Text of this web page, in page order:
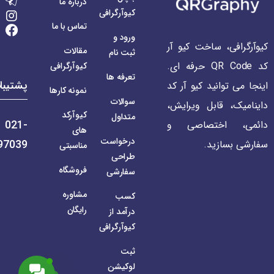
کیوآرگرافی، ساخت کیو آر
کد QR Code حرفه ای.
اینجا می توانید کیو آر کد
داینامیک، قابل ویرایش،
دائمی، اختصاصی و
سفارشی بسازید.
کیوآرگرافی
ورود و
ثبت نام
تعرفه ها
سوالات
متداول
درخواست
طراحی
سفارشی
کسب
درآمد از
کیوآرگرافی
ثبت
لوکیشن
تماس با ما
مقالات
کیوآرگرافی
نمونه کارها
کیوآرکد
های
مناسبتی
فروشگاه
مشاوره
رایگان
021-